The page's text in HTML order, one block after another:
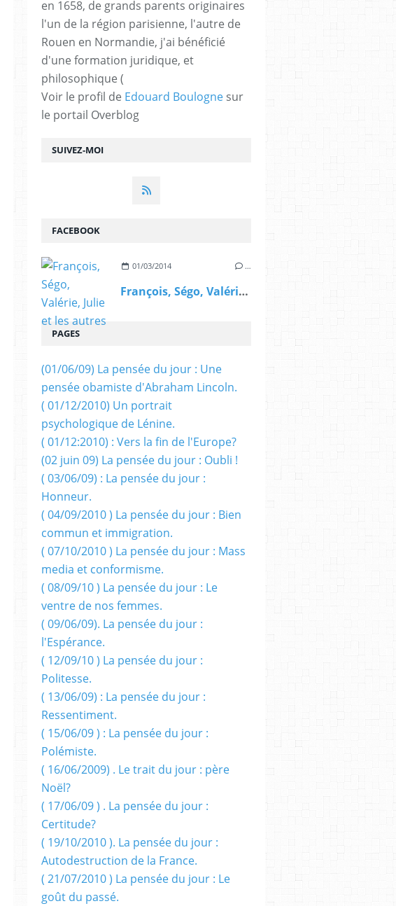
SUIVEZ-MOI
en 1658, de grands parents originaires
l'un de la région parisienne, l'autre de
Rouen en Normandie, j'ai bénéficié
d'une formation juridique, et
philosophique (
Voir le profil de Edouard Boulogne sur
le portail Overblog
FACEBOOK
01/03/2014 …
François, Ségo, Valérie, Julie et les autres
PAGES
(01/06/09) La pensée du jour : Une
pensée obamiste d'Abraham Lincoln.
( 01/12/2010) Un portrait
psychologique de Lénine.
( 01/12:2010) : Vers la fin de l'Europe?
(02 juin 09) La pensée du jour : Oubli !
( 03/06/09) : La pensée du jour :
Honneur.
( 04/09/2010 ) La pensée du jour : Bien
commun et immigration.
( 07/10/2010 ) La pensée du jour : Mass
media et conformisme.
( 08/09/10 ) La pensée du jour : Le
ventre de nos femmes.
( 09/06/09). La pensée du jour :
l'Espérance.
( 12/09/10 ) La pensée du jour :
Politesse.
( 13/06/09) : La pensée du jour :
Ressentiment.
( 15/06/09 ) : La pensée du jour :
Polémiste.
( 16/06/2009) . Le trait du jour : père
Noël?
( 17/06/09 ) . La pensée du jour :
Certitude?
( 19/10/2010 ). La pensée du jour :
Autodestruction de la France.
( 21/07/2010 ) La pensée du jour : Le
goût du passé.